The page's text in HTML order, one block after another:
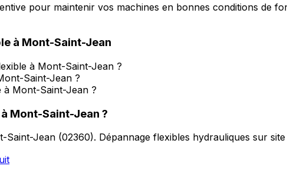
pour maintenir vos machines en bonnes conditions de
à Mont-Saint-Jean
à Mont-Saint-Jean ?
Saint-Jean ?
à Mont-Saint-Jean ?
à Mont-Saint-Jean ?
Saint-Jean (02360). Dépannage flexibles hydrauliques sur